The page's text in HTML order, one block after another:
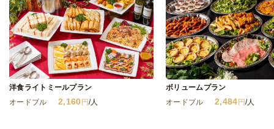
洋食ライトミールプラン
オードブル
2,160円/人
ボリュームプラン
オードブル
2,484円/人